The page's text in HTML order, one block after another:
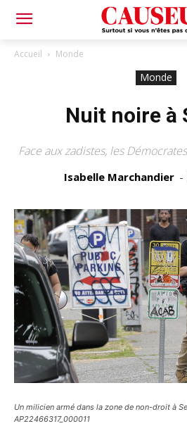
Accueil Monde
Monde
Nuit noire à
Face aux zadistes, les
Isabelle Marchandier -
Un milicien armé dans la zone de non-droit à
AP22466317_000011